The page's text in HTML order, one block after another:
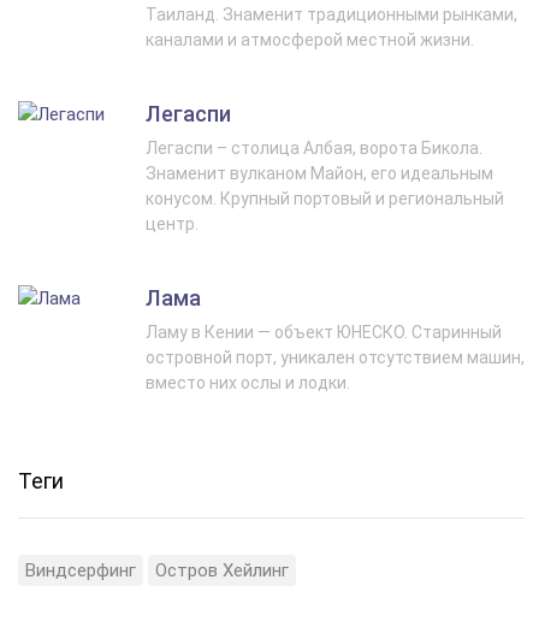
Таиланд. Знаменит традиционными рынками,
каналами и атмосферой местной жизни.
Легаспи
Легаспи – столица Албая, ворота Бикола.
Знаменит вулканом Майон, его идеальным
конусом. Крупный портовый и региональный
центр.
Лама
Ламу в Кении — объект ЮНЕСКО. Старинный
островной порт, уникален отсутствием машин,
вместо них ослы и лодки.
Теги
Виндсерфинг Остров Хейлинг